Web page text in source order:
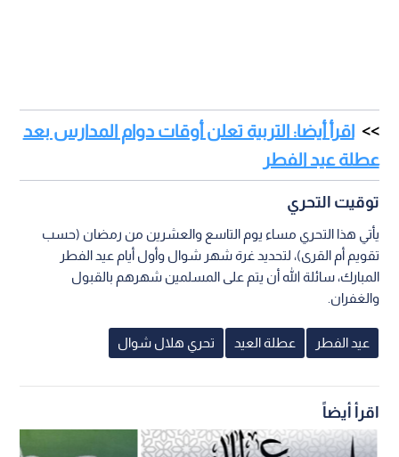
اقرأ أيضا: التربية تعلن أوقات دوام المدارس بعد
عطلة عيد الفطر
توقيت التحري
يأتي هذا التحري مساء يوم التاسع والعشرين من رمضان (حسب
تقويم أم القرى)، لتحديد غرة شهر شوال وأول أيام عيد الفطر
المبارك، سائلة الله أن يتم على المسلمين شهرهم بالقبول
والغفران.
عيد الفطر عطلة العيد تحري هلال شوال
اقرأ أيضاً